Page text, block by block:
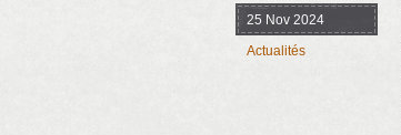
25 Nov 2024
Actualités